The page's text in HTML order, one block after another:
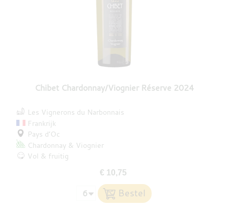
Chibet Chardonnay/Viognier Réserve 2024
Les Vignerons du Narbonnais
Frankrijk
Pays d’Oc
Chardonnay
Viognier
Vol & fruitig
€ 10,75